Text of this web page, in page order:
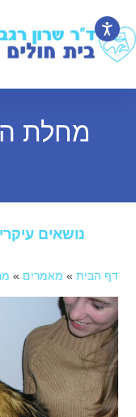
מחלת
נושאים
דף הבית » מאמרים »